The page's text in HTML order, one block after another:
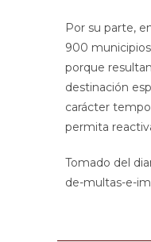
Por su parte,
900
porque
destinación
carácter
permita
Tomado del
de-multas-e-